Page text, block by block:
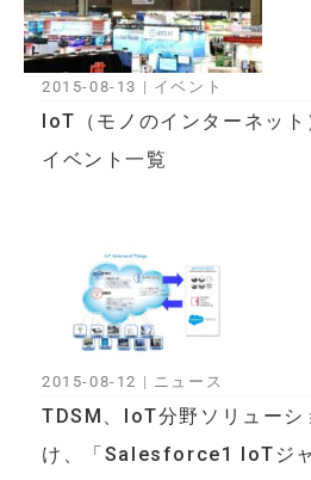
IoT（モノのインターネッ
イベント一覧
2015-08-13 | イベント
TDSM、IoT分野ソリューシ
け、「Salesforce1 IoTジ
2015-08-12 | ニュース